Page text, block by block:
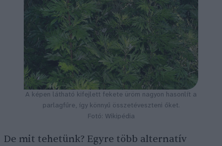
A képen látható kifejlett fekete üröm nagyon hasonlít a
parlagfűre, így könnyű összetéveszteni őket.
Fotó: Wikipédia
De mit tehetünk? Egyre több alternatív